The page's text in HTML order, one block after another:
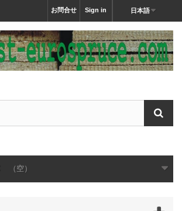
日本語
Sign in
お問合せ
（空）